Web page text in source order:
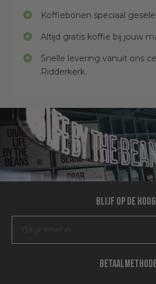
Koffiebonen speciaal
Altijd gratis koffie bij jouw
Snelle levering vanuit ons
Ridderkerk.
Blijf op de